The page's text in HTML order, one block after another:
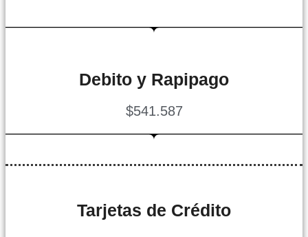
Debito y Rapipago
$541.587
Tarjetas de Crédito